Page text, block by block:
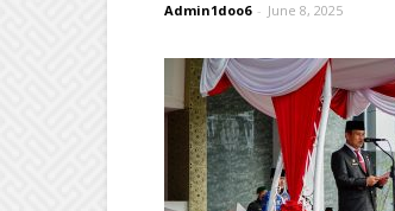
Admin1doo6 - June 8, 2025